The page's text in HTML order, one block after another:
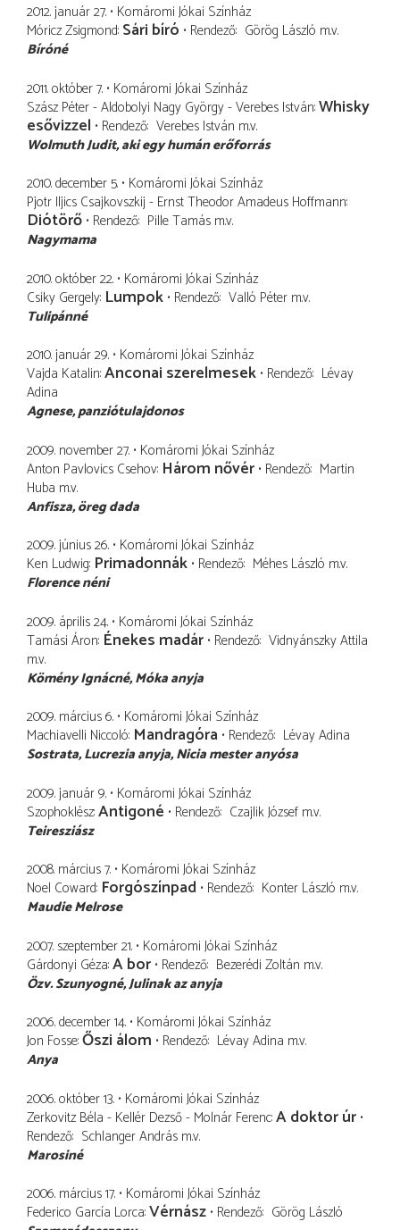
2012. január 27. Komáromi Jókai Színház
Móricz Zsigmond Sári bíró Rendező Görög László m.v.
Bíróné
2011. október 7. Komáromi Jókai Színház
Szász Péter - Aldobolyi Nagy György - Verebes István Whisky
esővizzel Rendező Verebes István m.v.
Wolmuth Judit aki egy humán erőforrás
2010. december 5. Komáromi Jókai Színház
Pjotr Iljics Csajkovszkij - Ernst Theodor Amadeus Hoffmann
Diótörő Rendező Pille Tamás m.v.
Nagymama
2010. október 22. Komáromi Jókai Színház
Csiky Gergely Lumpok Rendező Valló Péter m.v.
Tulipánné
2010. január 29. Komáromi Jókai Színház
Vajda Katalin Anconai szerelmesek Rendező Lévay
Adina
Agnese panziótulajdonos
2009. november 27. Komáromi Jókai Színház
Anton Pavlovics Csehov Három nővér Rendező Martin
Huba m.v.
Anfisza öreg dada
2009. június 26. Komáromi Jókai Színház
Ken Ludwig Primadonnák Rendező Méhes László m.v.
Florence néni
2009. április 24. Komáromi Jókai Színház
Tamási Áron Énekes madár Rendező Vidnyánszky Attila
m.v.
Kömény Ignácné Móka anyja
2009. március 6. Komáromi Jókai Színház
Machiavelli Niccoló Mandragóra Rendező Lévay Adina
Sostrata Lucrezia anyja, Nicia mester anyósa
2009. január 9. Komáromi Jókai Színház
Szophoklész Antigoné Rendező Czajlik József m.v.
Teiresziász
2008. március 7. Komáromi Jókai Színház
Noel Coward Forgószínpad Rendező Konter László m.v.
Maudie Melrose
2007. szeptember 21. Komáromi Jókai Színház
Gárdonyi Géza A bor Rendező Bezerédi Zoltán m.v.
Özv. Szunyogné Julinak az anyja
2006. december 14. Komáromi Jókai Színház
Jon Fosse Őszi álom Rendező Lévay Adina m.v.
Anya
2006. október 13. Komáromi Jókai Színház
Zerkovitz Béla - Kellér Dezső - Molnár Ferenc A doktor úr
Rendező Schlanger András m.v.
Marosiné
2006. március 17. Komáromi Jókai Színház
Federico García Lorca Vérnász Rendező Görög László